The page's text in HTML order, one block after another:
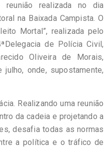
reunião realizada no dia
na Baixada Campista. O
Mortal”, realizada pelo
de Polícia Civil,
Oliveira de Morais,
onde, supostamente,
Realizando uma reunião
da cadeia e projetando a
desafia todas as normas
a política e o tráfico de